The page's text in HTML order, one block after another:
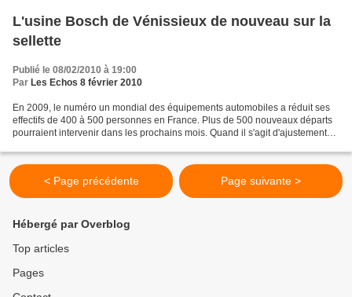
L'usine Bosch de Vénissieux de nouveau sur la
sellette
Publié le 08/02/2010 à 19:00
Par Les Echos 8 février 2010
En 2009, le numéro un mondial des équipements automobiles a réduit ses
effectifs de 400 à 500 personnes en France. Plus de 500 nouveaux départs
pourraient intervenir dans les prochains mois. Quand il s'agit d'ajustements
< Page précédente Page suivante >
Hébergé par Overblog
Top articles
Pages